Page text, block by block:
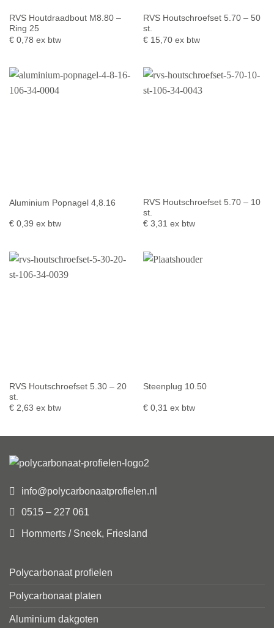
RVS Houtdraadbout M8.80 –
Ring 25
€0,78 ex btw
RVS Houtschroefset 5.70 – 50
st.
€15,70 ex btw
Aluminium Popnagel 4,8.16
€0,39 ex btw
RVS Houtschroefset 5.70 – 10
st.
€3,31 ex btw
RVS Houtschroefset 5.30 – 20
st.
€2,63 ex btw
Steenplug 10.50
€0,31 ex btw
info@polycarbonaatprofielen.nl
0515 – 227 061
Hommerts / Sneek, Friesland
Polycarbonaat profielen
Polycarbonaat platen
Aluminium dakgoten